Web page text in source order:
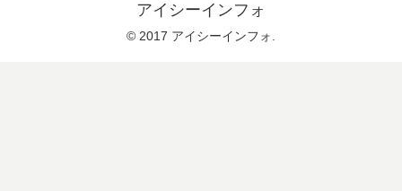
アイシーインフォ
© 2017 アイシーインフォ.